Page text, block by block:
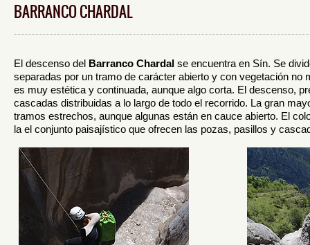
BARRANCO CHARDAL
El descenso del Barranco Chardal se encuentra en Sín. Se
separadas por un tramo de carácter abierto y con vegetación no
es muy estética y continuada, aunque algo corta. El descenso,
cascadas distribuidas a lo largo de todo el recorrido. La gran
tramos estrechos, aunque algunas están en cauce abierto. El
la el conjunto paisajístico que ofrecen las pozas, pasillos y